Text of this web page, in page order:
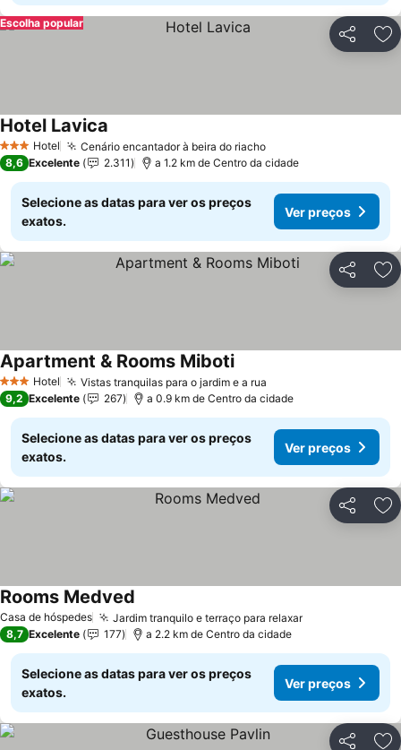
Partilhar
Escolha popular
3 EstrelasHotel Cenário encantador à beira do riachoVer preços
Hotel Lavica
8,6 Excelente 2.311 a 1.2 km de Centro da cidade
Selecione as datas para ver os preços
exatos.
Ver preços
Partilhar
3 EstrelasHotel Vistas tranquilas para o jardim e a rua
Apartment & Rooms MibotiVer preços
9,2 Excelente 267 a 0.9 km de Centro da cidade
Selecione as datas para ver os preços
exatos.
Ver preços
Partilhar
Casa de hóspedes Jardim tranquilo e terraço para relaxarVer preços
Rooms Medved
8,7 Excelente 177 a 2.2 km de Centro da cidade
Selecione as datas para ver os preços
exatos.
Ver preços